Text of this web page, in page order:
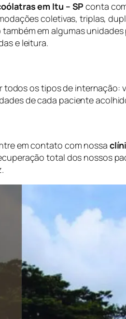
em Itu – SP conta
coletivas, triplas,
em algumas
e leitura.
os tipos de
de cada paciente
em contato com nossa
total dos nossos